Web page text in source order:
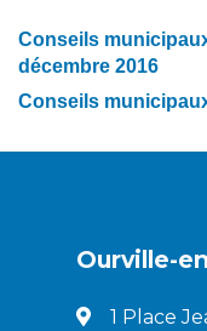
Conseils
décembre 2016
Conseils
Ourville-
1 Place